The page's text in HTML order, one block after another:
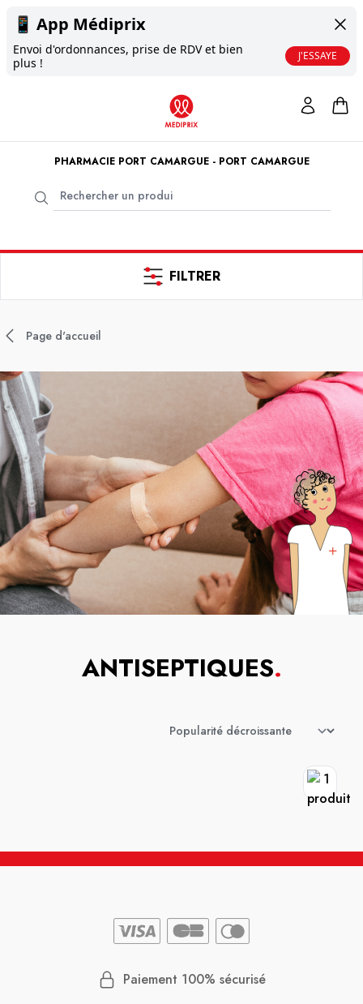
📱 App Médiprix
Envoi d'ordonnances, prise de RDV et bien
plus !
J'ESSAYE
PHARMACIE PORT CAMARGUE - PORT CAMARGUE
FILTRER
Page d'accueil
ANTISEPTIQUES.
Paiement 100% sécurisé